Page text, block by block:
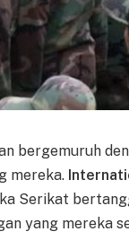
bergemuruh
mereka.
Serikat
yang mereka